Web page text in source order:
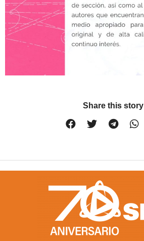
Share this story